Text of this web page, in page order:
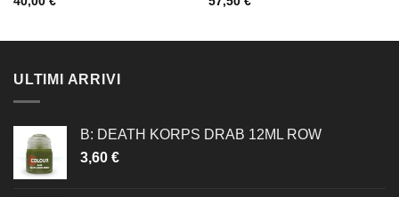
ULTIMI ARRIVI
B: DEATH KORPS DRAB 12ML ROW
3,60 €